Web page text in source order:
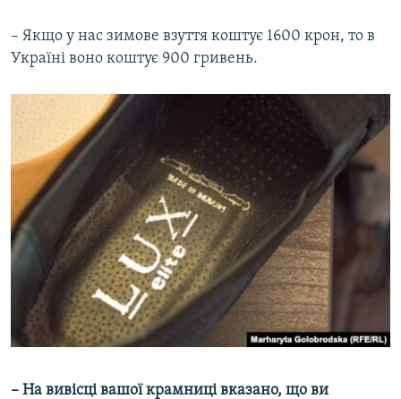
– Якщо у нас зимове взуття коштує 1600 крон, то в
Україні воно коштує 900 гривень.
– На вивісці вашої крамниці вказано, що ви